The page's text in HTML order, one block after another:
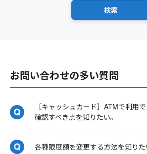
お問い合わせの多い質問
［キャッシュカード］ATMで利用
確認すべき点を知りたい。
各種限度額を変更する方法を知りた